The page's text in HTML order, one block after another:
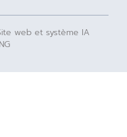
web et système IA